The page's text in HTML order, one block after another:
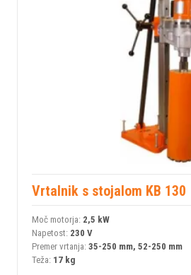
Vrtalnik s stojalom KB 130
Moč motorja: 2,5 kW
Napetost: 230 V
Premer vrtanja: 35-250 mm, 52-250 mm
Teža: 17 kg